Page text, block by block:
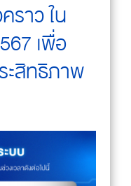
ราว ใน
เพื่อ
สิทธิภาพ